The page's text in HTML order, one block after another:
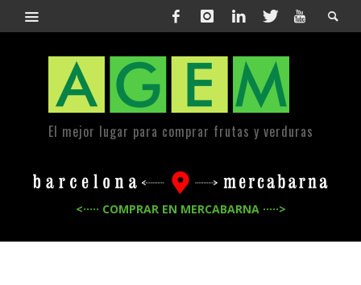
El mejor lugar para comprar frutas y verduras
<····· COMPRAR EN MERCABARNA ·····>